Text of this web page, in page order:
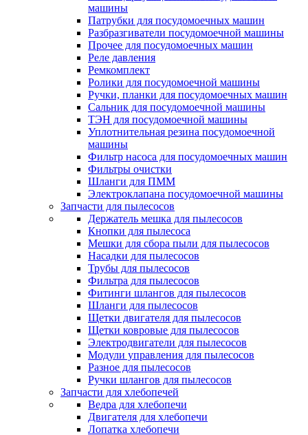
машины
Патрубки для посудомоечных машин
Разбразгиватели посудомоечной машины
Прочее для посудомоечных машин
Реле давления
Ремкомплект
Ролики для посудомоечной машины
Ручки, планки для посудомоечных машин
Сальник для посудомоечной машины
ТЭН для посудомоечной машины
Уплотнительная резина посудомоечной
машины
Фильтр насоса для посудомоечных машин
Фильтры очистки
Шланги для ПММ
Электроклапана посудомоечной машины
Запчасти для пылесосов
Держатель мешка для пылесосов
Кнопки для пылесоса
Мешки для сбора пыли для пылесосов
Насадки для пылесосов
Трубы для пылесосов
Фильтра для пылесосов
Фитинги шлангов для пылесосов
Шланги для пылесосов
Щетки двигателя для пылесосов
Щетки ковровые для пылесосов
Электродвигатели для пылесосов
Модули управления для пылесосов
Разное для пылесосов
Ручки шлангов для пылесосов
Запчасти для хлебопечей
Ведра для хлебопечи
Двигателя для хлебопечи
Лопатка хлебопечи